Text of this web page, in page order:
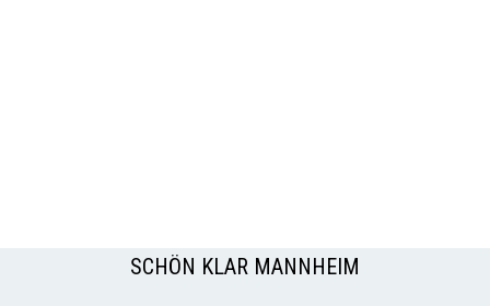
SCHÖN KLAR MANNHEIM